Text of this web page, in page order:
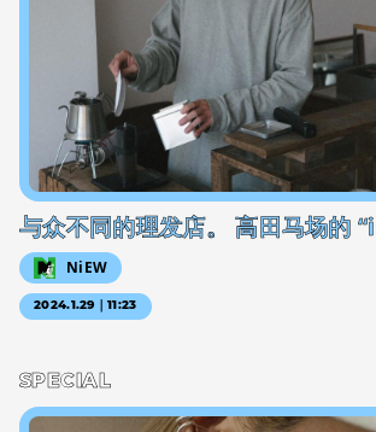
与众不同的理发店。 高田马场的
NiEW
2024.1.29｜11:23
SPECIAL